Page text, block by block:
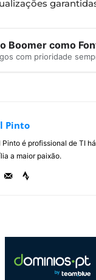
Boomer como
com prioridade
Pinto
Pinto é profissional de TI
a maior paixão.